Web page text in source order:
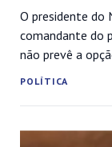
O presidente do
comandante do
não prevê a
POLÍTICA